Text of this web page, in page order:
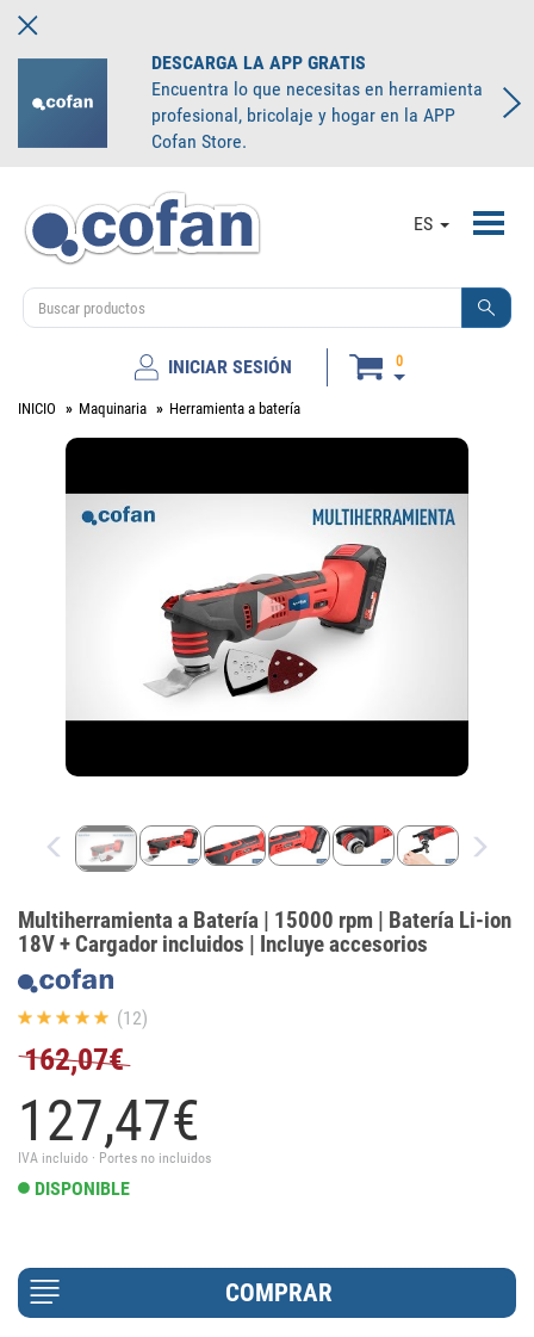
DESCARGA LA APP GRATIS
Encuentra lo que necesitas en herramienta
profesional, bricolaje y hogar en la APP
Cofan Store.
ES
INICIAR SESIÓN 0
INICIO Maquinaria Herramienta a batería
Multiherramienta a Batería | 15000 rpm | Batería Li-ion
18V + Cargador incluidos | Incluye accesorios
(12)
162,07€
127,47€
IVA incluido · Portes no incluidos
DISPONIBLE